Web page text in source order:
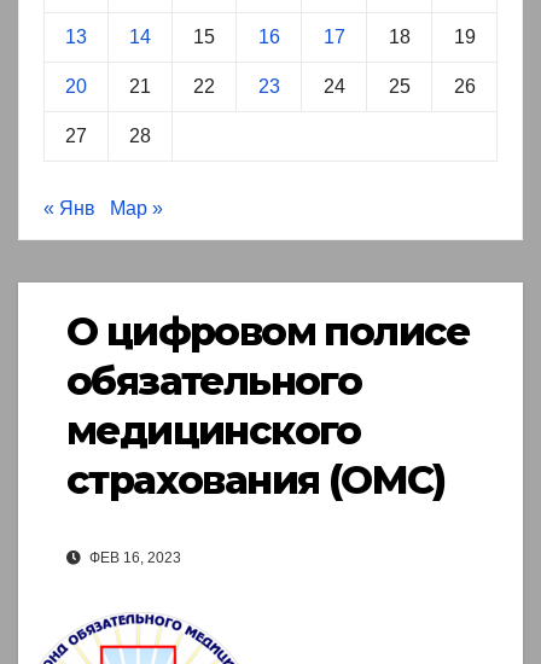
13 14 15 16 17 18 19
20 21 22 23 24 25 26
27 28
« Янв Мар »
О цифровом полисе
обязательного
медицинского
страхования (ОМС)
ФЕВ 16, 2023